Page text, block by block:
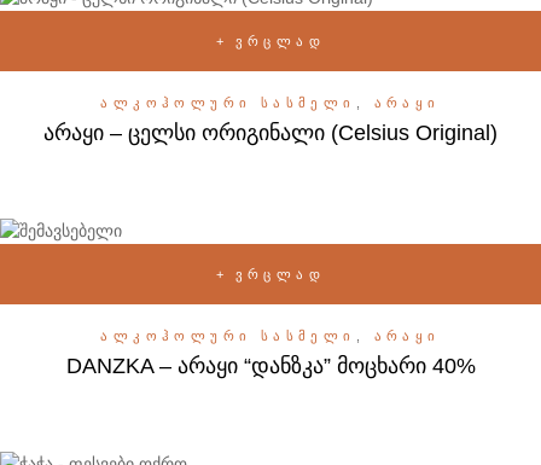
ᲕᲠᲪᲚᲐᲓ
ᲐᲚᲙᲝᲰᲝᲚᲣᲠᲘ ᲡᲐᲡᲛᲔᲚᲘ ᲐᲠᲐᲧᲘ
არაყი – ცელსი ორიგინალი (Celsius Original)
ᲕᲠᲪᲚᲐᲓ
ᲐᲚᲙᲝᲰᲝᲚᲣᲠᲘ ᲡᲐᲡᲛᲔᲚᲘ ᲐᲠᲐᲧᲘ
DANZKA – არაყი “დანზკა” მოცხარი 40%